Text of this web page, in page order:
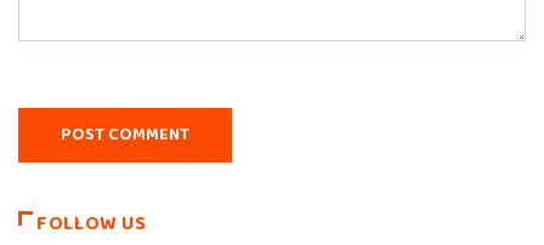
FOLLOW US